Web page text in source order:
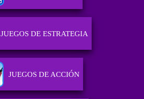
JUEGOS DE ESTRATEGIA
JUEGOS DE ACCIÓN